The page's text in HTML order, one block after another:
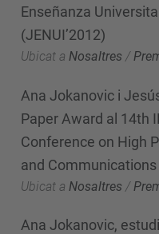
Enseñanza
(JENUI’2012)
Ubicat a Nosaltres /
Ana Jokanovic i
Paper Award al 14th
Conference on High
and Communications
Ubicat a Nosaltres /
Ana Jokanovic,